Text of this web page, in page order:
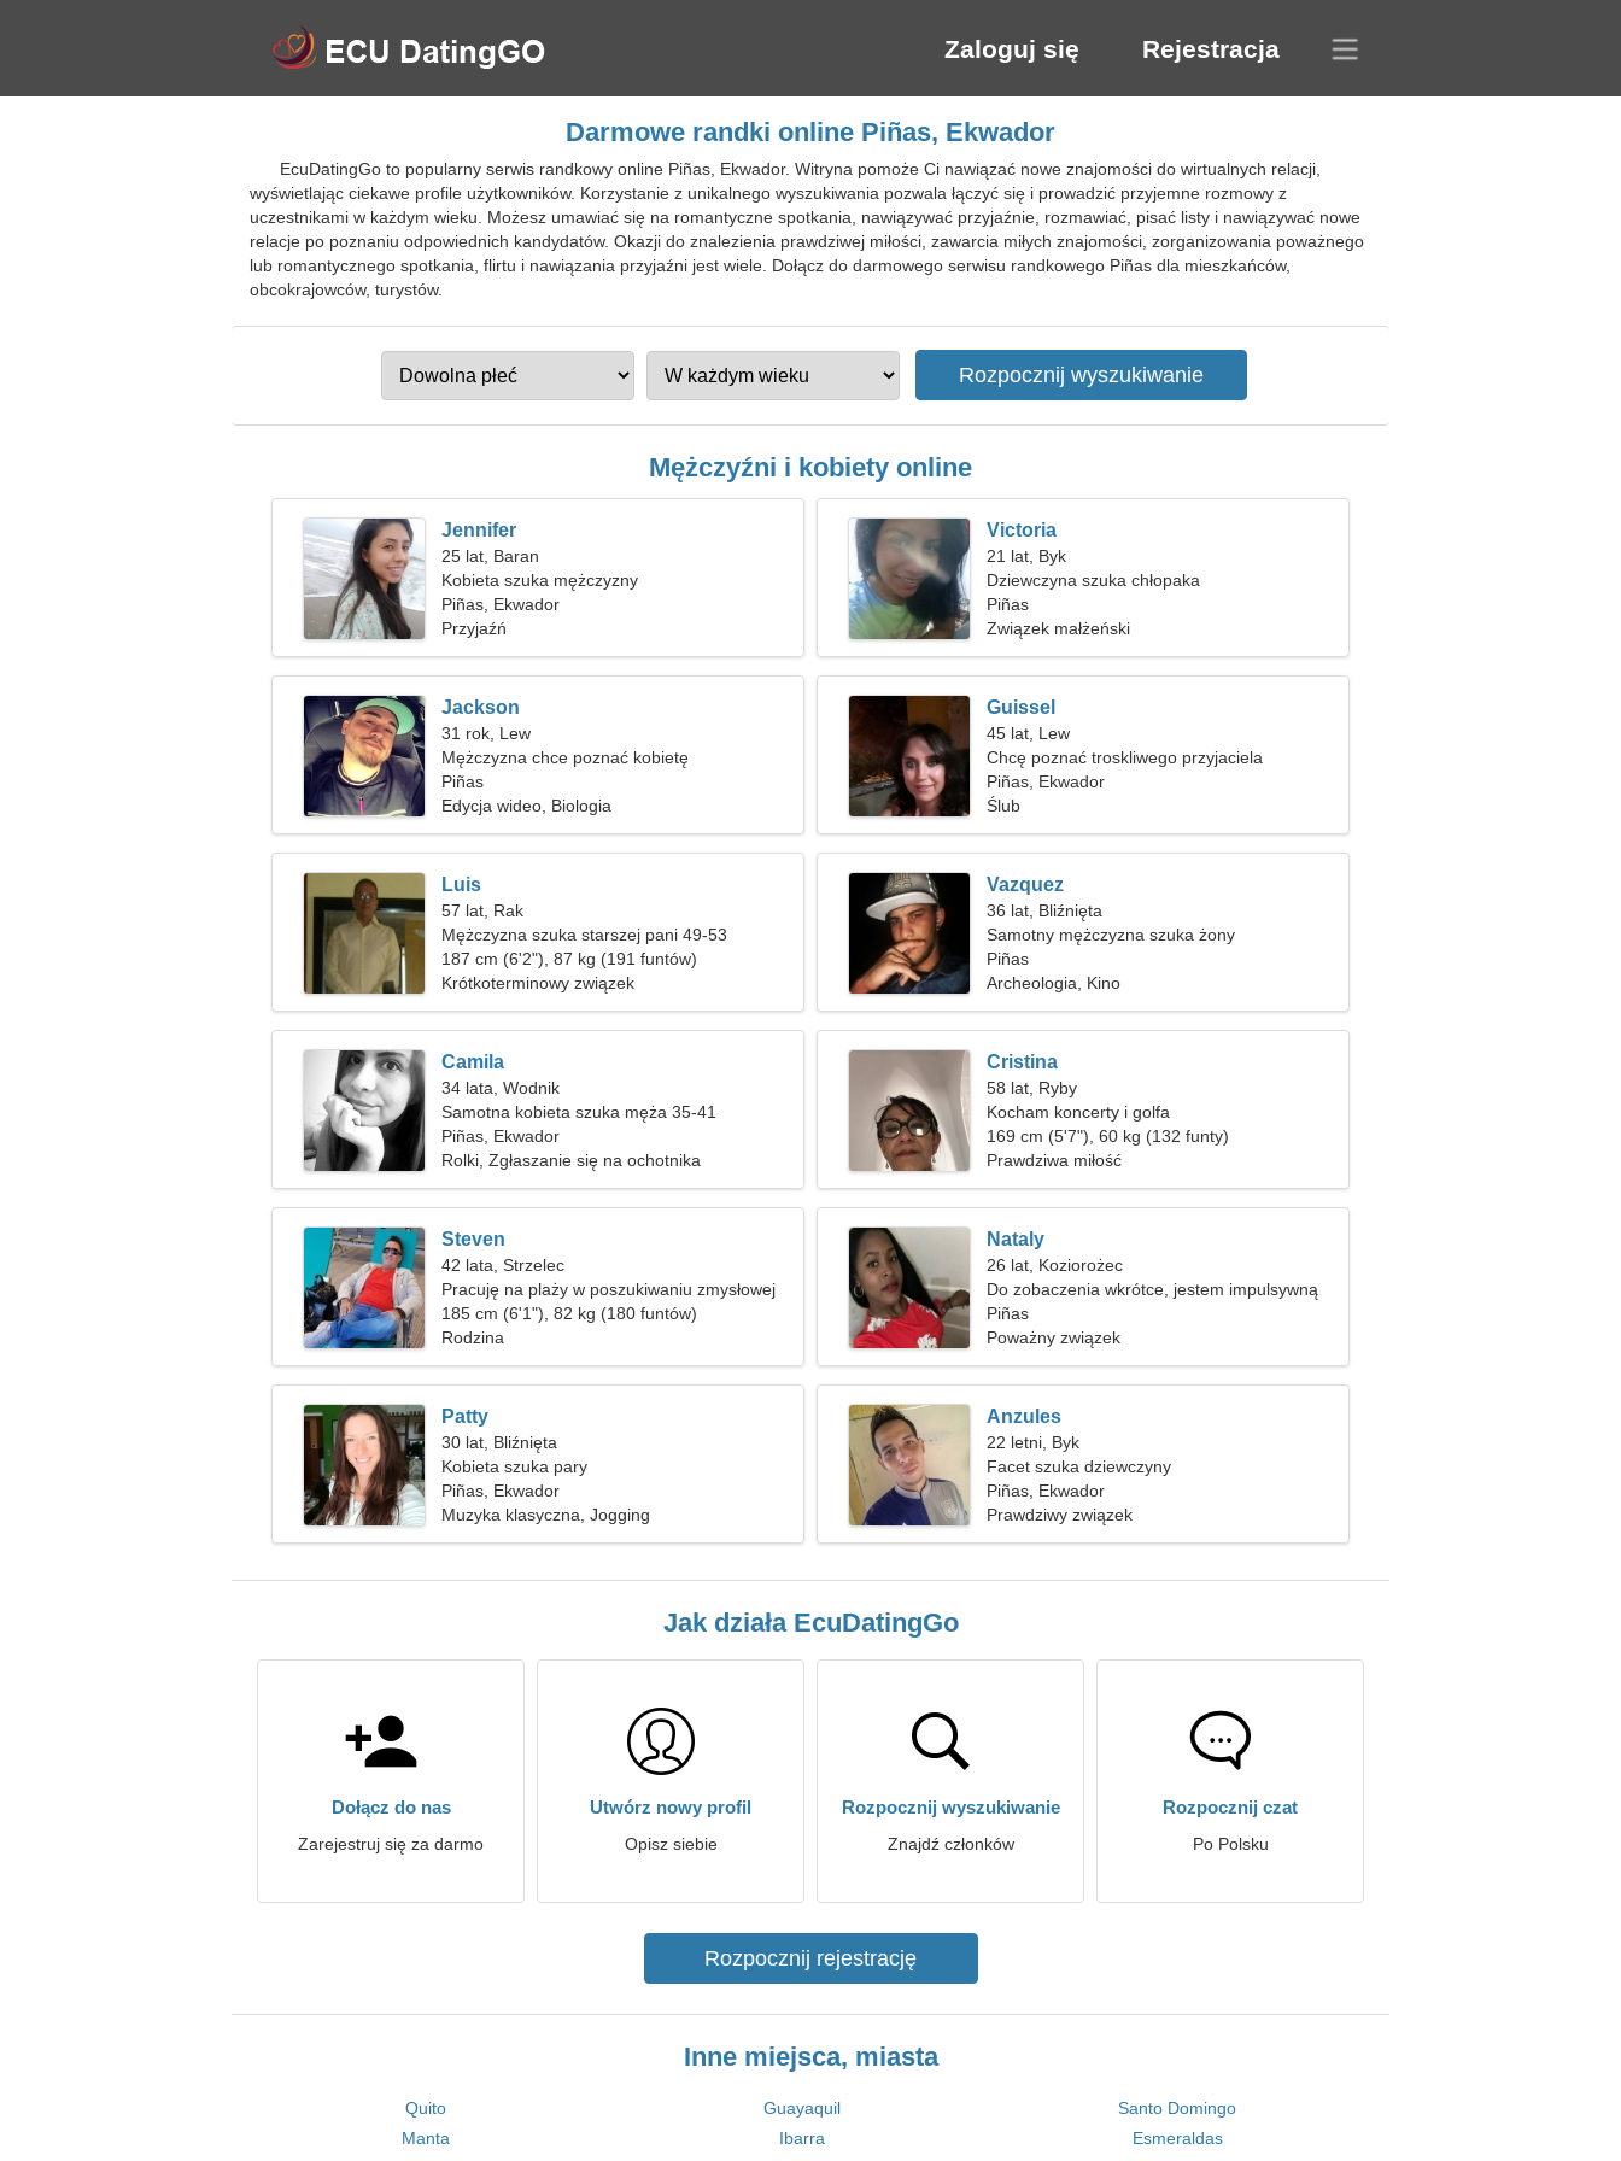
Zaloguj się Rejestracja
Darmowe randki online Piñas, Ekwador
EcuDatingGo to popularny serwis randkowy online Piñas, Ekwador. Witryna pomoże Ci nawiązać nowe znajomości do wirtualnych relacji,
wyświetlając ciekawe profile użytkowników. Korzystanie z unikalnego wyszukiwania pozwala łączyć się i prowadzić przyjemne rozmowy z
uczestnikami w każdym wieku. Możesz umawiać się na romantyczne spotkania, nawiązywać przyjaźnie, rozmawiać, pisać listy i nawiązywać nowe
relacje po poznaniu odpowiednich kandydatów. Okazji do znalezienia prawdziwej miłości, zawarcia miłych znajomości, zorganizowania poważnego
lub romantycznego spotkania, flirtu i nawiązania przyjaźni jest wiele. Dołącz do darmowego serwisu randkowego Piñas dla mieszkańców,
obcokrajowców, turystów.
Mężczyźni i kobiety online
Jennifer
25 lat, Baran
Kobieta szuka mężczyzny
Piñas, Ekwador
Przyjaźń
Victoria
21 lat, Byk
Dziewczyna szuka chłopaka
Piñas
Związek małżeński
Jackson
31 rok, Lew
Mężczyzna chce poznać kobietę
Piñas
Edycja wideo, Biologia
Guissel
45 lat, Lew
Chcę poznać troskliwego przyjaciela
Piñas, Ekwador
Ślub
Luis
57 lat, Rak
Mężczyzna szuka starszej pani 49-53
187 cm (6'2"), 87 kg (191 funtów)
Krótkoterminowy związek
Vazquez
36 lat, Bliźnięta
Samotny mężczyzna szuka żony
Piñas
Archeologia, Kino
Camila
34 lata, Wodnik
Samotna kobieta szuka męża 35-41
Piñas, Ekwador
Rolki, Zgłaszanie się na ochotnika
Cristina
58 lat, Ryby
Kocham koncerty i golfa
169 cm (5'7"), 60 kg (132 funty)
Prawdziwa miłość
Steven
42 lata, Strzelec
Pracuję na plaży w poszukiwaniu zmysłowej
kobiety
185 cm (6'1"), 82 kg (180 funtów)
Rodzina
Nataly
26 lat, Koziorożec
Do zobaczenia wkrótce, jestem impulsywną
kobietą
Piñas
Poważny związek
Patty
30 lat, Bliźnięta
Kobieta szuka pary
Piñas, Ekwador
Muzyka klasyczna, Jogging
Anzules
22 letni, Byk
Facet szuka dziewczyny
Piñas, Ekwador
Prawdziwy związek
Jak działa EcuDatingGo
Dołącz do nas
Zarejestruj się za darmo
Utwórz nowy profil
Opisz siebie
Rozpocznij wyszukiwanie
Znajdź członków
Rozpocznij czat
Po Polsku
Rozpocznij rejestrację
Inne miejsca, miasta
Quito Guayaquil
Santo Domingo
Manta
Ibarra
Esmeraldas